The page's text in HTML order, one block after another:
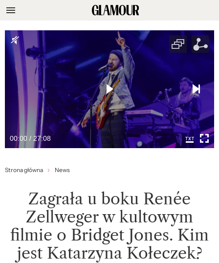
00:00 / 27:08
Strona główna News
Zagrała u boku Renée
Zellweger w kultowym
filmie o Bridget Jones. Kim
jest Katarzyna Kołeczek?